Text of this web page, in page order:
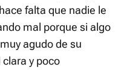
falta que nadie le
mal porque si algo
agudo de su
y poco